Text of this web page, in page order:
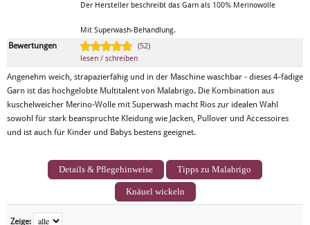
Der Hersteller beschreibt das Garn als 100% Merinowolle
Mit Superwash-Behandlung.
Bewertungen
(52)
lesen / schreiben
Angenehm weich, strapazierfähig und in der Maschine waschbar - dieses 4-fädige
Garn ist das hochgelobte Multitalent von Malabrigo. Die Kombination aus
kuschelweicher Merino-Wolle mit Superwash macht Rios zur idealen Wahl
sowohl für stark beanspruchte Kleidung wie Jacken, Pullover und Accessoires
und ist auch für Kinder und Babys bestens geeignet.
Details & Pflegehinweise Tipps zu Malabrigo
Knäuel wickeln
Zeige: